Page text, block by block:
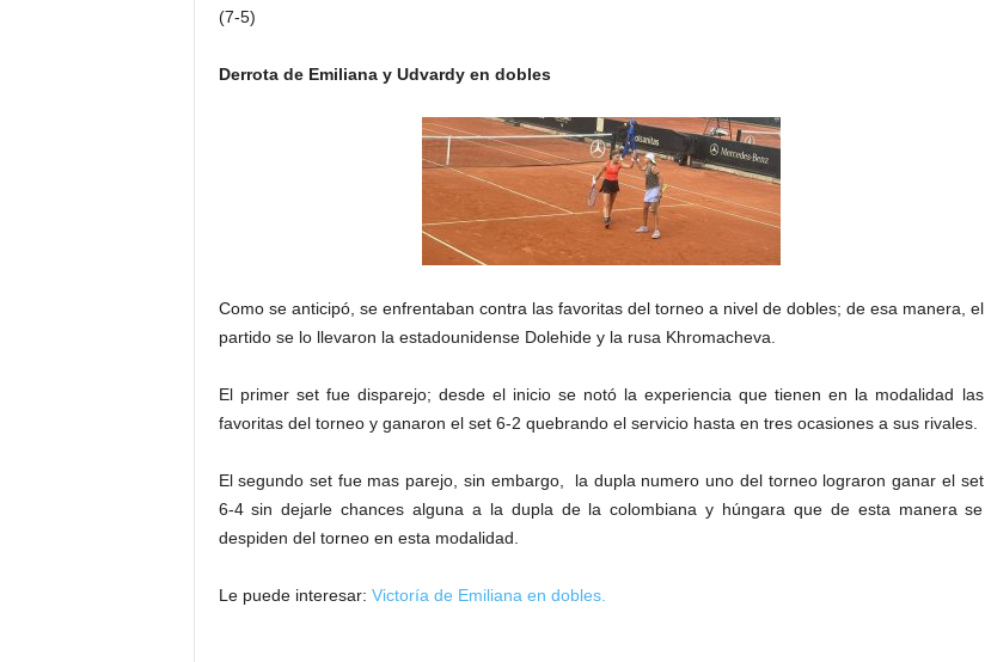
(7-5)
Derrota de Emiliana y Udvardy en dobles
Como se anticipó, se enfrentaban contra las favoritas del torneo a nivel de dobles; de esa manera, el
partido se lo llevaron la estadounidense Dolehide y la rusa Khromacheva.
El primer set fue disparejo; desde el inicio se notó la experiencia que tienen en la modalidad las
favoritas del torneo y ganaron el set 6-2 quebrando el servicio hasta en tres ocasiones a sus rivales.
El segundo set fue mas parejo, sin embargo, la dupla numero uno del torneo lograron ganar el set
6-4 sin dejarle chances alguna a la dupla de la colombiana y húngara que de esta manera se
despiden del torneo en esta modalidad.
Le puede interesar: Victoría de Emiliana en dobles.